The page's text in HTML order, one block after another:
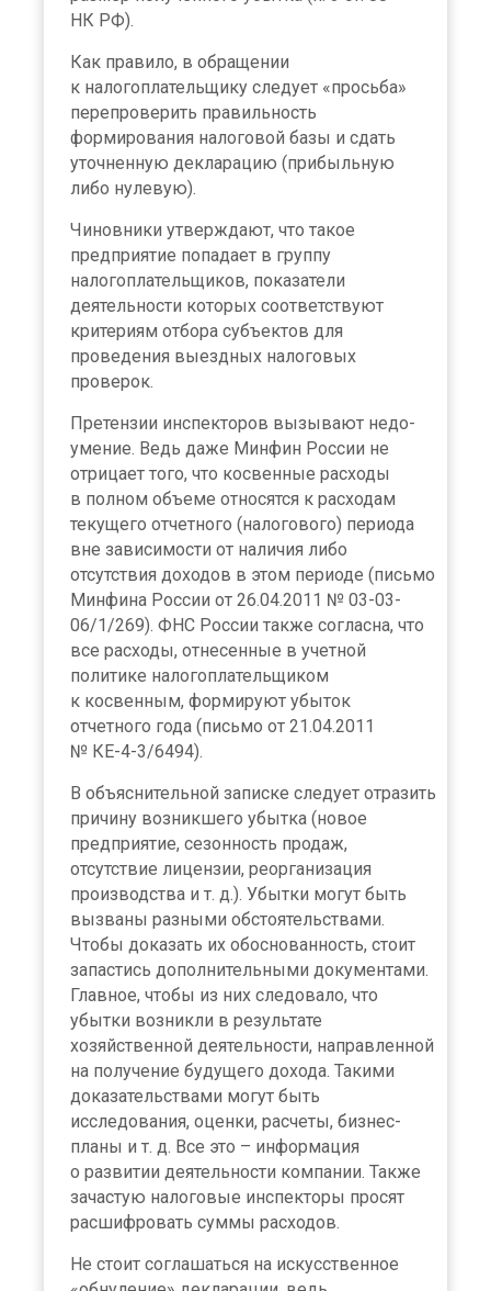
НК РФ).
Как правило, в обращении
к налогоплательщику следует «просьба»
перепроверить правильность
формирования налоговой базы и сдать
уточненную декларацию (прибыльную
либо нулевую).
Чиновники утверждают, что такое
предприятие попадает в группу
налогоплательщиков, показатели
деятельности которых соответствуют
критериям отбора субъектов для
проведения выездных налоговых
проверок.
Претензии инспекторов вызывают недо­
умение. Ведь даже Минфин России не
отрицает того, что косвенные расходы
в полном объеме относятся к расходам
текущего отчетного (налогового) периода
вне зависимости от наличия либо
отсутствия доходов в этом периоде (письмо
Минфина России от 26.04.2011 № 03-03-
06/1/269). ФНС России также согласна, что
все расходы, отнесенные в учетной
политике налогоплательщиком
к косвенным, формируют убыток
отчетного года (письмо от 21.04.2011
№ КЕ-4-3/6494).
В объяснительной записке следует отразить
причину возникшего убытка (новое
предприятие, сезонность продаж,
отсутствие лицензии, реорганизация
производства и т. д.). Убытки могут быть
вызваны разными обстоятельствами.
Чтобы доказать их обоснованность, стоит
запастись дополнительными документами.
Главное, чтобы из них следовало, что
убытки возникли в результате
хозяйственной деятельности, направленной
на получение будущего дохода. Такими
доказательствами могут быть
исследования, оценки, расчеты, бизнес-
планы и т. д. Все это – информация
о развитии деятельности компании. Также
зачастую налоговые инспекторы просят
расшифровать суммы расходов.
Не стоит соглашаться на искусственное